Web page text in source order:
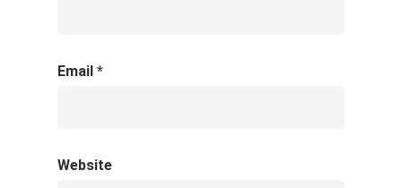
Email *
Website